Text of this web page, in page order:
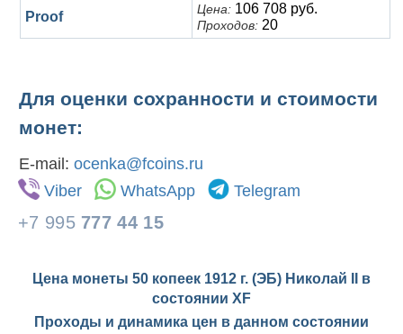
Proof Цена: 106 708 руб.
Проходов: 20
Для оценки сохранности и стоимости
монет:
E-mail: ocenka@fcoins.ru
Viber
WhatsApp Telegram
+7 995 777 44 15
Цена монеты 50 копеек 1912 г. (ЭБ) Николай II в
состоянии XF
Проходы и динамика цен в данном состоянии